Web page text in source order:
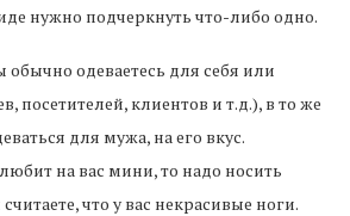
нужно подчеркнуть что-либо одно.
одеваетесь для себя или
посетителей, клиентов и т.д.), в то же
для мужа, на его вкус.
на вас мини, то надо носить
что у вас некрасивые ноги.